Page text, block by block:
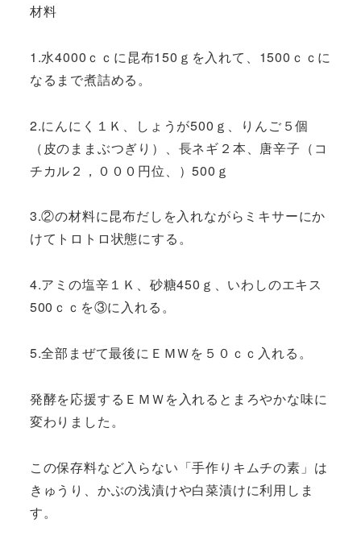
材料
1.水4000ｃｃに昆布150ｇを入れて、1500ｃｃに
なるまで煮詰める。
2.にんにく１Ｋ、しょうが500ｇ、りんご５個
（皮のままぶつぎり）、長ネギ２本、唐辛子（コ
チカル２，０００円位、）500ｇ
3.②の材料に昆布だしを入れながらミキサーにか
けてトロトロ状態にする。
4.アミの塩辛１Ｋ、砂糖450ｇ、いわしのエキス
500ｃｃを③に入れる。
5.全部まぜて最後にＥＭＷを５０ｃｃ入れる。
発酵を応援するＥＭＷを入れるとまろやかな味に
変わりました。
この保存料など入らない「手作りキムチの素」は
きゅうり、かぶの浅漬けや白菜漬けに利用しま
す。